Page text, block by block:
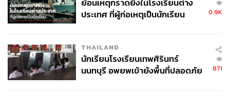
ย้อนเหตุกราดยิงในโรงเรียนต่าง
ประเทศ ที่ผู้ก่อเหตุเป็นนักเรียน
0.9K
THAILAND
นักเรียนโรงเรียนเทพศิรินทร์
นนทบุรี อพยพเข้ายังพื้นที่ปลอดภัย
871